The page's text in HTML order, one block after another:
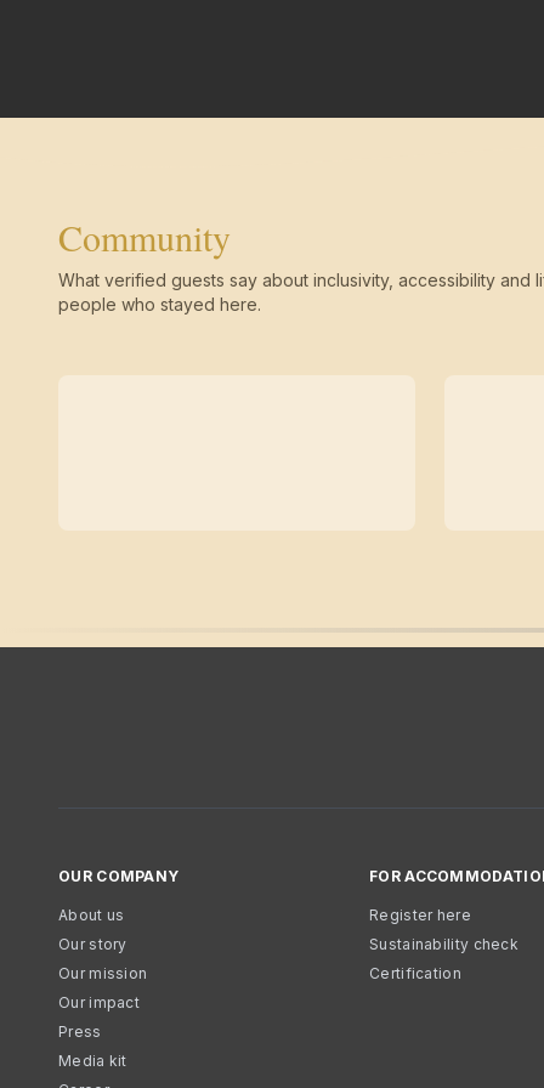
Community
What verified guests say about inclusivity, accessibility and
people who stayed here.
OUR COMPANY
About us
Our story
Our mission
Our impact
Press
Media kit
FOR
Register here
Sustainability check
Certification